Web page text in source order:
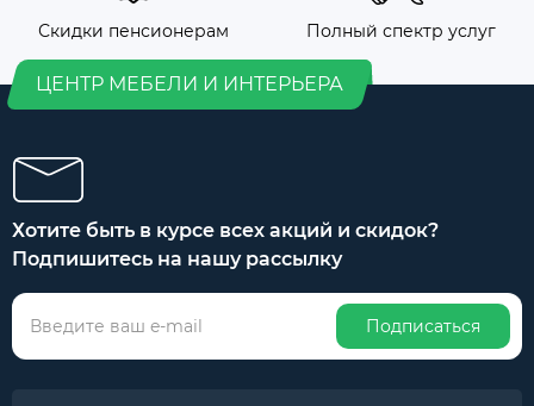
Скидки пенсионерам Полный спектр услуг
ЦЕНТР МЕБЕЛИ И ИНТЕРЬЕРА
Хотите быть в курсе всех акций и скидок?
Подпишитесь на нашу рассылку
Подписаться